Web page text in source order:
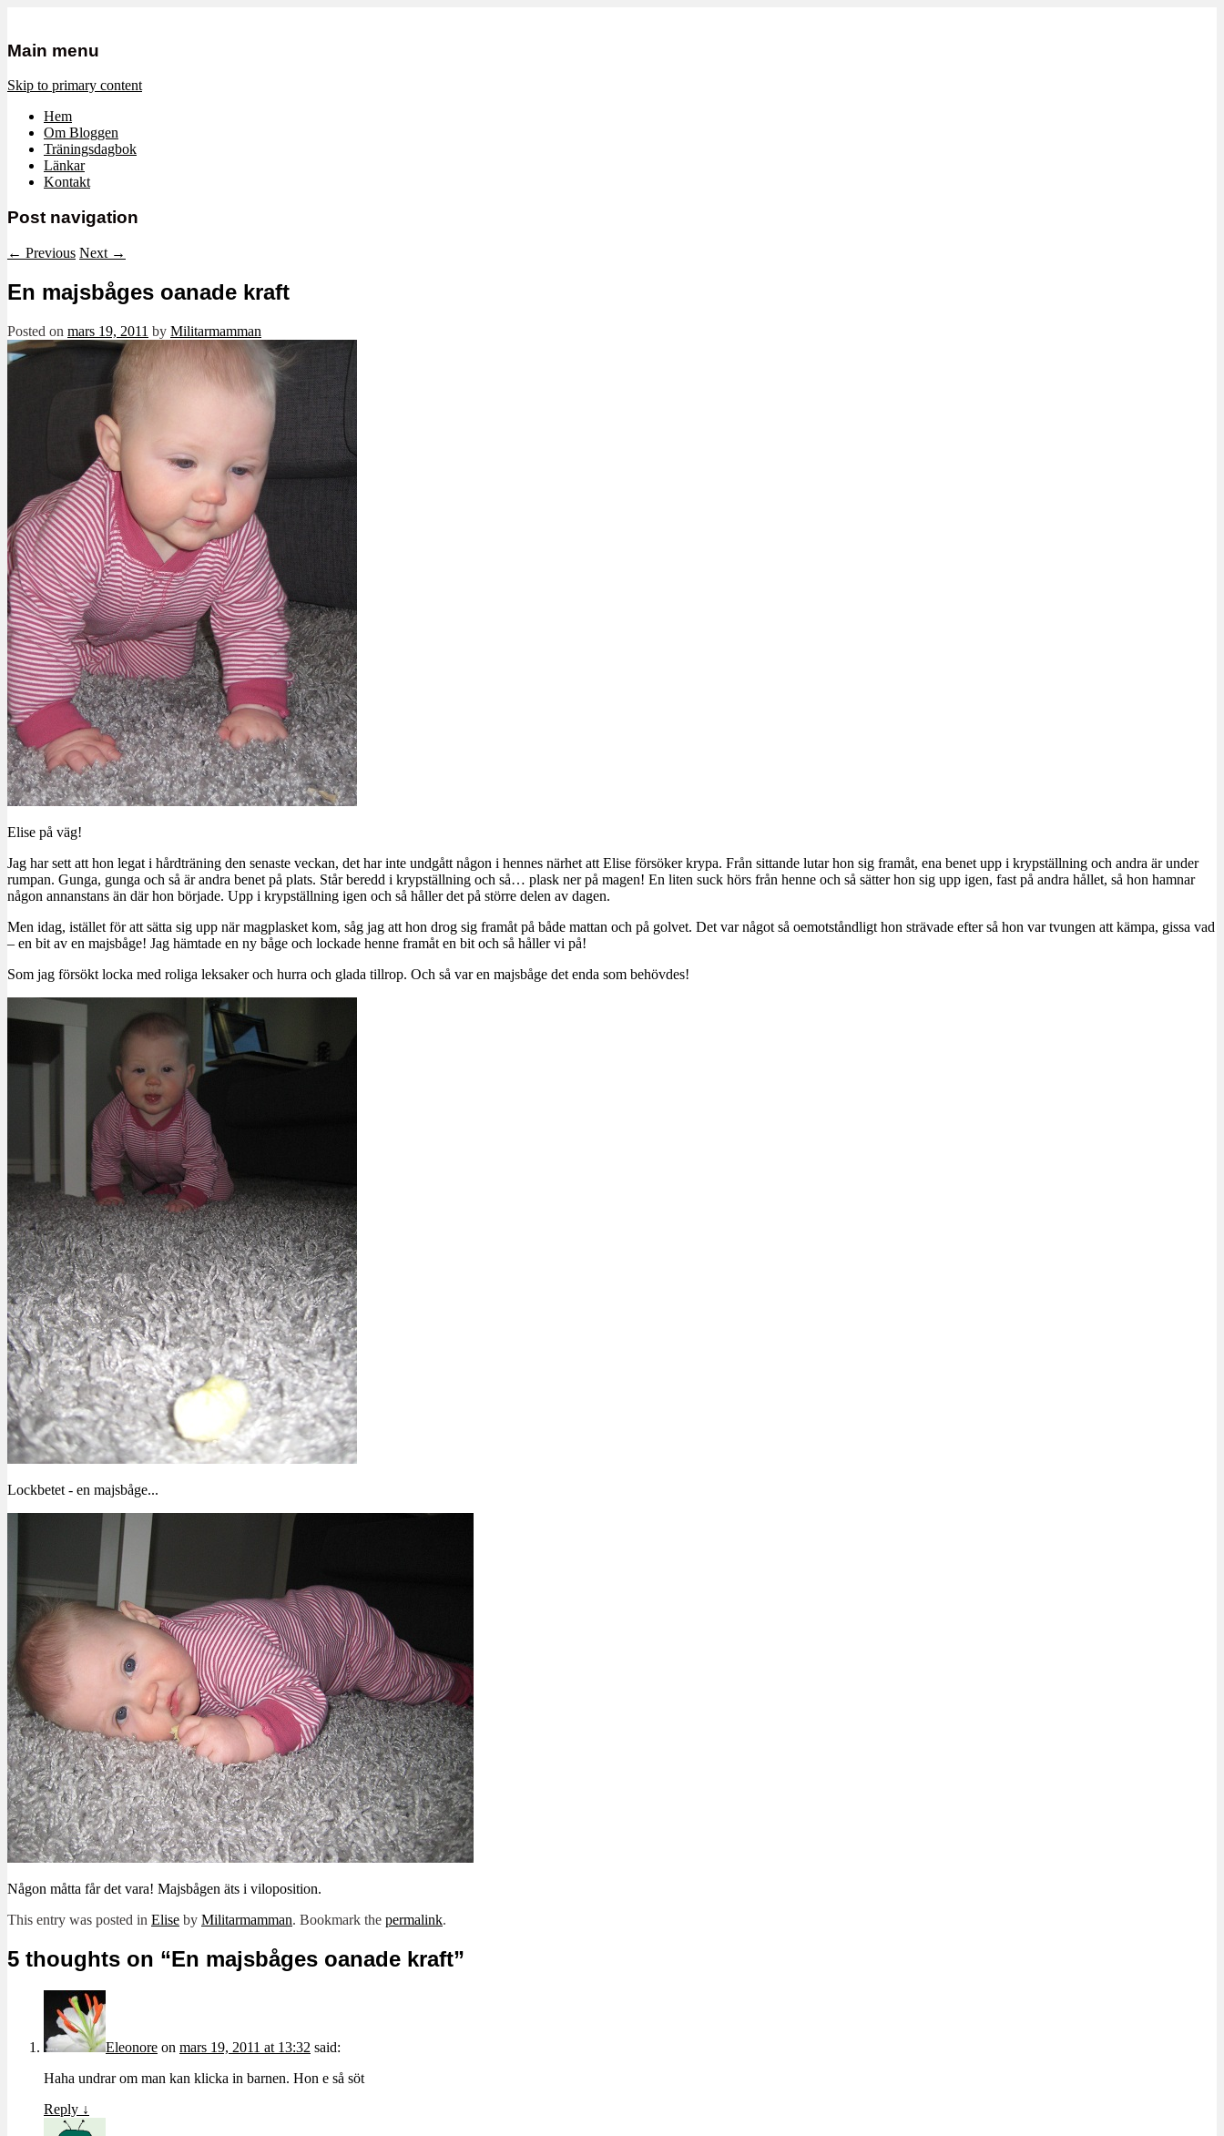
Militärmamman
Mamma, militär och märkbart obekväm
Main menu
Skip to primary content
Hem
Om Bloggen
Träningsdagbok
Länkar
Kontakt
Post navigation
← Previous Next →
En majsbåges oanade kraft
Posted on mars 19, 2011 by Militarmamman
Elise på väg!
Jag har sett att hon legat i hårdträning den senaste veckan, det har inte undgått någon i hennes närhet att Elise försöker krypa. Från sittande lutar hon sig framåt, ena benet upp i krypställning och andra är under
rumpan. Gunga, gunga och så är andra benet på plats. Står beredd i krypställning och så… plask ner på magen! En liten suck hörs från henne och så sätter hon sig upp igen, fast på andra hållet, så hon hamnar
någon annanstans än där hon började. Upp i krypställning igen och så håller det på större delen av dagen.
Men idag, istället för att sätta sig upp när magplasket kom, såg jag att hon drog sig framåt på både mattan och på golvet. Det var något så oemotståndligt hon strävade efter så hon var tvungen att kämpa, gissa vad
– en bit av en majsbåge! Jag hämtade en ny båge och lockade henne framåt en bit och så håller vi på!
Som jag försökt locka med roliga leksaker och hurra och glada tillrop. Och så var en majsbåge det enda som behövdes!
Lockbetet - en majsbåge...
Någon måtta får det vara! Majsbågen äts i viloposition.
This entry was posted in Elise by Militarmamman. Bookmark the permalink.
5 thoughts on “En majsbåges oanade kraft”
Eleonore on mars 19, 2011 at 13:32 said:
Haha undrar om man kan klicka in barnen. Hon e så söt
Reply ↓